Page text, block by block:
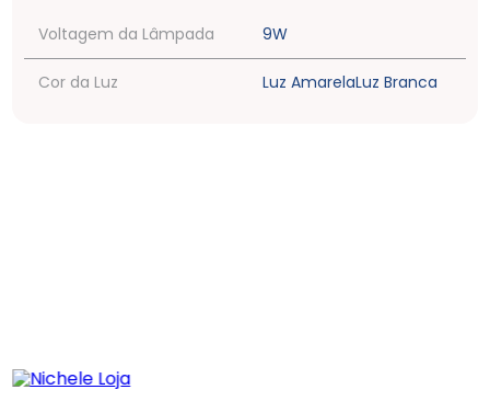
Voltagem da Lâmpada 9W
Cor da Luz Luz AmarelaLuz Branca